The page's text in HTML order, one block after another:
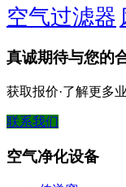
空气过滤器
真诚期待与您的
获取报价·了解更多
联系我们
空气净化设备